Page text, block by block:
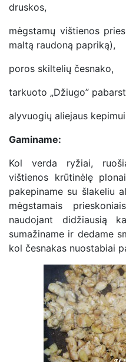
druskos,
mėgstamų vištienos
maltą raudoną papriką),
poros skiltelių česnako,
tarkuoto „Džiugo”
alyvuogių aliejaus kepimui
Gaminame:
Kol verda ryžiai,
vištienos krūtinėlę
pakepiname su šlakeliu
mėgstamais
naudojant didžiausią
sumažiname ir dedame
kol česnakas nuostabiai